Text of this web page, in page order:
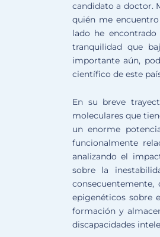
candidato a doctor.
quién me
lado he
tranquilidad que
importante aún,
científico de este
En su breve
moleculares que
un enorme
funcionalmente
analizando el
sobre la
epigenéticos sobre
formación y
discapacidades